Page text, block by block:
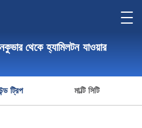
থেকে হ্যামিলটন যাওয়ার
ট্রিপ মাল্টি সিটি